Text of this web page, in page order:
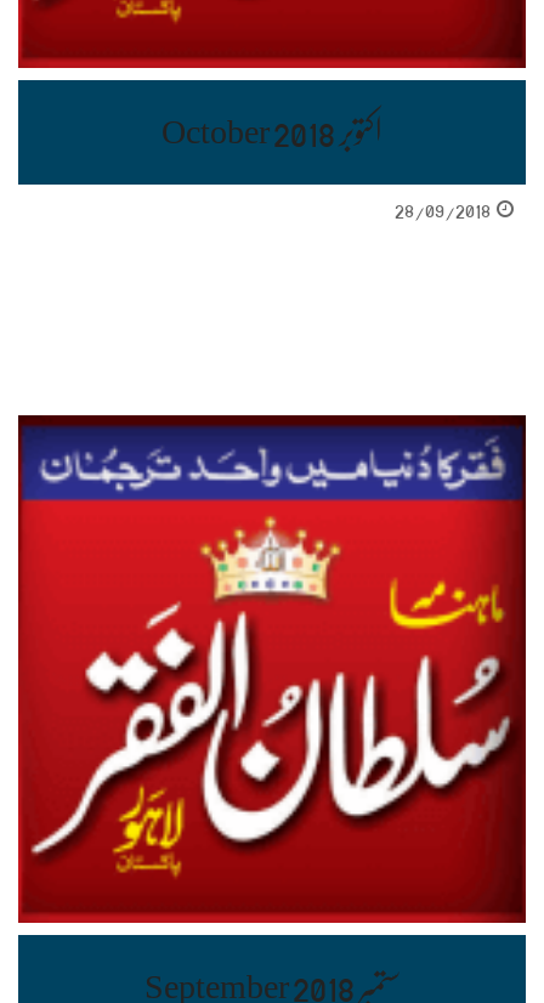
اکتوبر October 2018
28/09/2018
ستمبر September 2018